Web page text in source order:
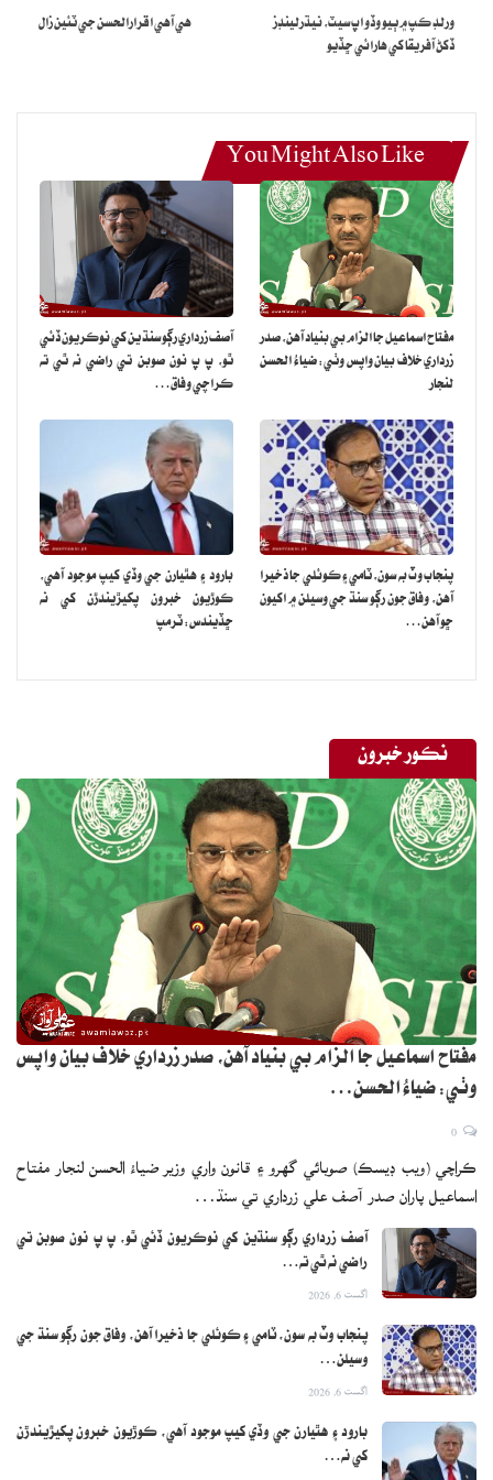
ورلڊ ڪپ ۾ ٻيو وڏو اپ سيٽ، نيڌرلينڊز
ڏکڻ آفريقا کي هارائي ڇڏيو
هي آهي اقرارالحسن جي ٽئين زال
You Might Also Like
مفتاح اسماعيل جا الزام بي بنياد آهن، صدر
زرداري خلاف بيان واپس وٺي: ضياءُ الحسن
لنجار
آصف زرداري رڳو سنڌين کي نوڪريون ڏئي
ٿو، پ پ نون صوبن تي راضي نه ٿي ته
ڪراچي وفاق…
پنجاب وٽ به سون، ٽامي ۽ ڪوئلي جا ذخيرا
آهن، وفاق جون رڳو سنڌ جي وسيلن ۾ اکيون
ڇو آهن…
بارود ۽ هٿيارن جي وڏي کيپ موجود آهي،
ڪوڙيون خبرون پکيڙيندڙن کي نه
ڇڏيندس: ٽرمپ
نڪور خبرون
مفتاح اسماعيل جا الزام بي بنياد آهن، صدر زرداري خلاف بيان واپس
وٺي: ضياءُ الحسن…
ڪراچي (ويب ڊيسڪ) صوبائي گهرو ۽ قانون واري وزير ضياءُ الحسن لنجار مفتاح
اسماعيل پاران صدر آصف علي زرداري تي سنڌ…
آصف زرداري رڳو سنڌين کي نوڪريون ڏئي ٿو، پ پ نون صوبن تي
راضي نه ٿي ته…
اگست 6, 2026
پنجاب وٽ به سون، ٽامي ۽ ڪوئلي جا ذخيرا آهن، وفاق جون رڳو سنڌ جي
وسيلن…
اگست 6, 2026
بارود ۽ هٿيارن جي وڏي کيپ موجود آهي، ڪوڙيون خبرون پکيڙيندڙن
کي نه…